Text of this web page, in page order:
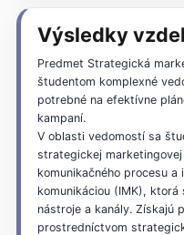
Výsledky
Predmet Strategická
študentom komplexné
potrebné na efektívne
kampaní.
V oblasti vedomostí sa
strategickej
komunikačného procesu
komunikáciou (IMK),
nástroje a kanály. Získajú
prostredníctvom